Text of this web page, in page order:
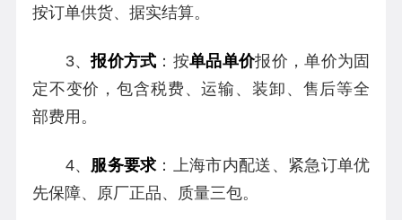
按订单供货、据实结算。
3、报价方式 ：按单品单价报价，单价为固
定不变价，包含税费、运输、装卸、售后等全
部费用。
4、 服务要求 ：上海市内配送、紧急订单优
先保障、原厂正品、质量三包。